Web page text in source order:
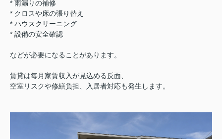
* 雨漏りの補修
* クロスや床の張り替え
* ハウスクリーニング
* 設備の安全確認
などが必要になることがあります。
賃貸は毎月家賃収入が見込める反面、
空室リスクや修繕負担、入居者対応も発生します。